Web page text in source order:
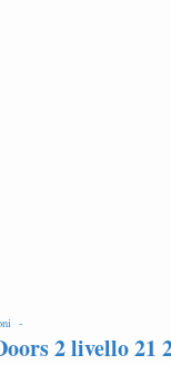
-
2 livello 21